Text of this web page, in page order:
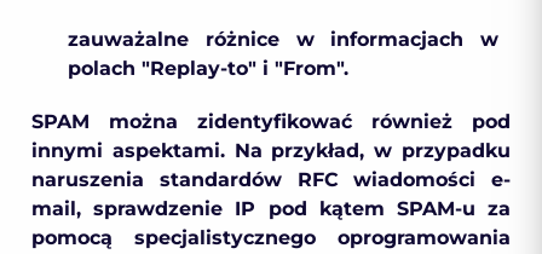
zauważalne różnice w informacjach w
polach "Replay-to" i "From".
SPAM można zidentyfikować również pod
innymi aspektami. Na przykład, w przypadku
naruszenia standardów RFC wiadomości e-
mail, sprawdzenie IP pod kątem SPAM-u za
pomocą specjalistycznego oprogramowania